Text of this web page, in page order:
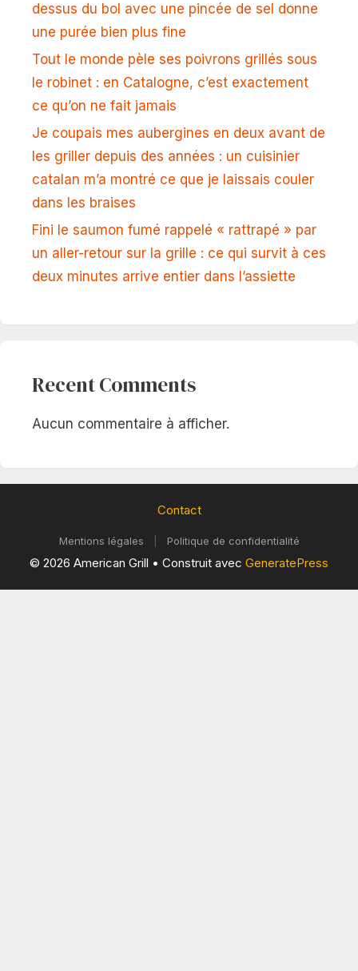
dessus du bol avec une pincée de sel donne
une purée bien plus fine
Tout le monde pèle ses poivrons grillés sous
le robinet : en Catalogne, c’est exactement
ce qu’on ne fait jamais
Je coupais mes aubergines en deux avant de
les griller depuis des années : un cuisinier
catalan m’a montré ce que je laissais couler
dans les braises
Fini le saumon fumé rappelé « rattrapé » par
un aller-retour sur la grille : ce qui survit à ces
deux minutes arrive entier dans l’assiette
Recent Comments
Aucun commentaire à afficher.
Contact
Mentions légales Politique de confidentialité
© 2026 American Grill • Construit avec GeneratePress